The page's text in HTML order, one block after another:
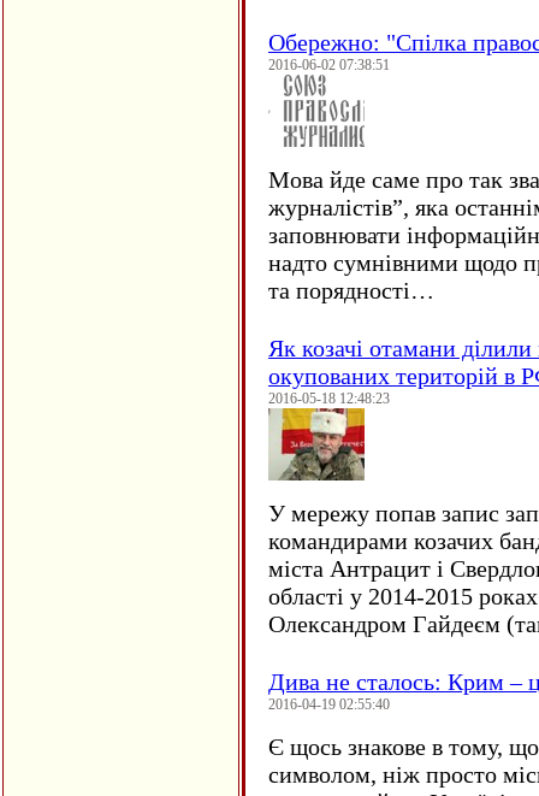
Обережно: "Спілка
2016-06-02 07:38:51
Мова йде саме про так
журналістів”, яка
заповнювати
надто сумнівними щодо
та порядності…
Як козачі отамани
окупованих територій в
2016-05-18 12:48:23
У мережу попав запис
командирами козачих
міста Антрацит і
області у 2014-2015
Олександром Гайдеєм
Дива не сталось: Крим –
2016-04-19 02:55:40
Є щось знакове в тому, що
символом, ніж просто